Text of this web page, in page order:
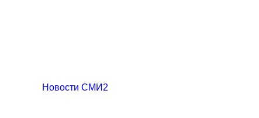
Новости СМИ2